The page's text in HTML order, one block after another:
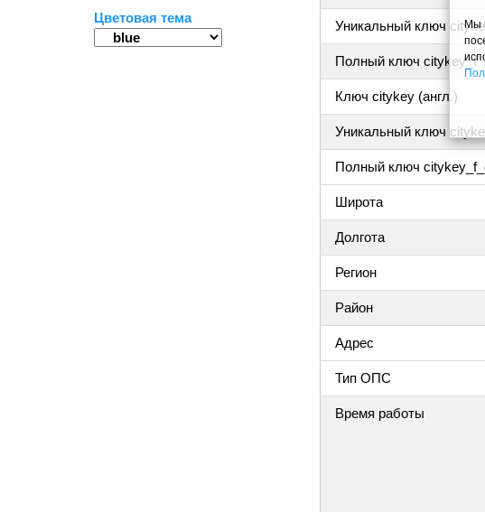
Цветовая тема
Уникальный ключ
Полный ключ citykey_f
Ключ citykey (англ.)
Уникальный ключ
Полный ключ
Широта
Долгота
Регион
Район
Адрес
Тип ОПС
Время работы
Мы